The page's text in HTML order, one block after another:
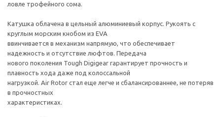
ловле трофейного сома.
Катушка облачена в цельный алюминиевый корпус. Рукоять с
круглым морским кнобом из EVA
ввинчивается в механизм напрямую, что обеспечивает
надежность и отсутствие люфтов. Передача
нового поколения Tough Digigear гарантирует прочность и
плавность хода даже под колоссальной
нагрузкой. Air Rotor стал еще легче и сбалансированнее, не потеряв
в прочностных
характеристиках.